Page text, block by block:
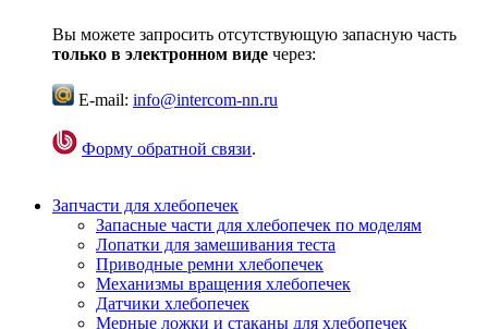
Вы можете запросить отсутствующую запасную часть
только в электронном виде через:
E-mail: info@intercom-nn.ru
Форму обратной связи.
Запчасти для хлебопечек
Запасные части для хлебопечек по моделям
Лопатки для замешивания теста
Приводные ремни хлебопечек
Механизмы вращения хлебопечек
Датчики хлебопечек
Мерные ложки и стаканы для хлебопечек